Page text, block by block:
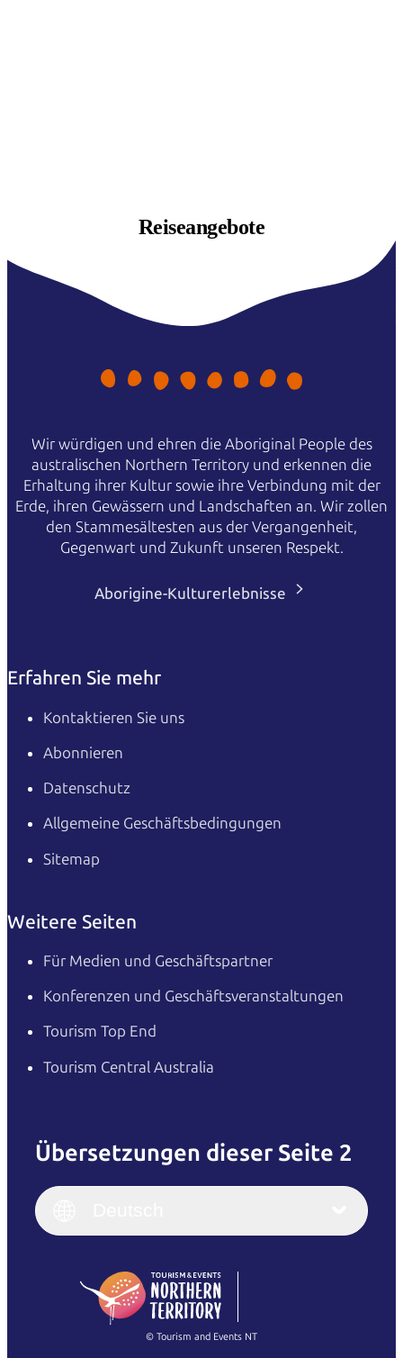
Reiseangebote
Wir würdigen und ehren die Aboriginal People des
australischen Northern Territory und erkennen die
Erhaltung ihrer Kultur sowie ihre Verbindung mit der
Erde, ihren Gewässern und Landschaften an. Wir zollen
den Stammesältesten aus der Vergangenheit,
Gegenwart und Zukunft unseren Respekt.
Aborigine-Kulturerlebnisse
Erfahren Sie mehr
Kontaktieren Sie uns
Abonnieren
Datenschutz
Allgemeine Geschäftsbedingungen
Sitemap
Weitere Seiten
Für Medien und Geschäftspartner
Konferenzen und Geschäftsveranstaltungen
Tourism Top End
Tourism Central Australia
Übersetzungen dieser Seite 2
English
(Singapore)
Français
Italiano
繁體中文
© Tourism and Events NT